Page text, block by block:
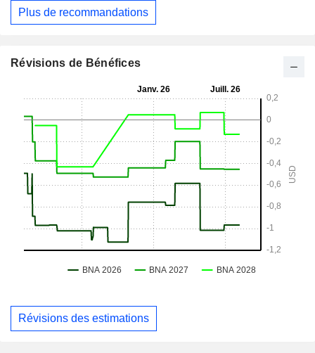
Plus de recommandations
Révisions de Bénéfices
Révisions des estimations